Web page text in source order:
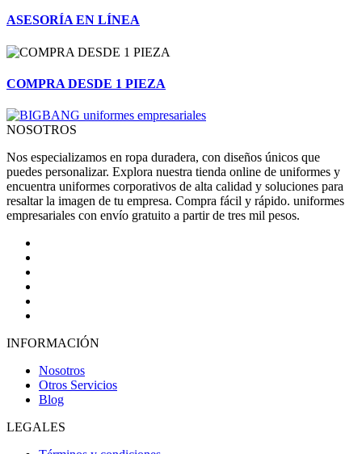
ASESORÍA EN LÍNEA
COMPRA DESDE 1 PIEZA
NOSOTROS
Nos especializamos en ropa duradera, con diseños únicos que
puedes personalizar. Explora nuestra tienda online de uniformes y
encuentra uniformes corporativos de alta calidad y soluciones para
resaltar la imagen de tu empresa. Compra fácil y rápido. uniformes
empresariales con envío gratuito a partir de tres mil pesos.
INFORMACIÓN
Nosotros
Otros Servicios
Blog
LEGALES